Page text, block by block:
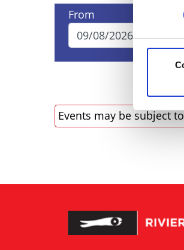
consenso
From
Events may be subject